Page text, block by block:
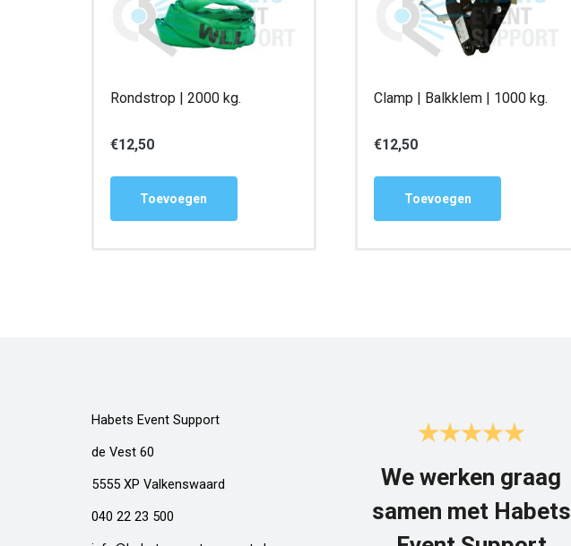
Rondstrop | 2000 kg.
€12,50
Toevoegen
Clamp | Balkklem | 1000 kg.
€12,50
Toevoegen
Habets Event Support
de Vest 60
5555 XP Valkenswaard
040 22 23 500
We werken graag
samen met Habets